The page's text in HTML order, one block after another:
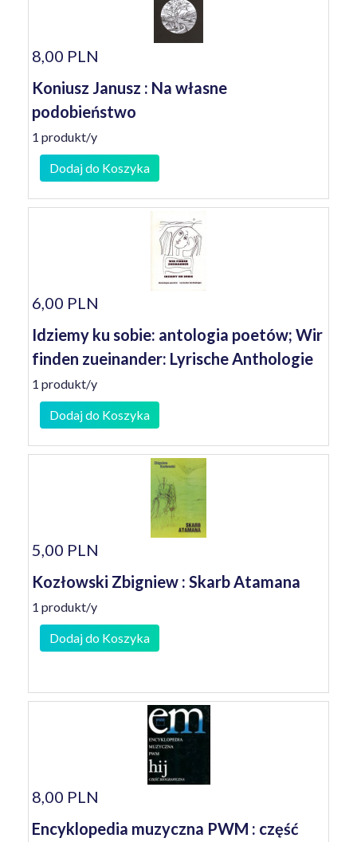
8,00 PLN
Koniusz Janusz : Na własne
podobieństwo
1 produkt/y
Dodaj do Koszyka
6,00 PLN
Idziemy ku sobie: antologia poetów; Wir
finden zueinander: Lyrische Anthologie
1 produkt/y
Dodaj do Koszyka
5,00 PLN
Kozłowski Zbigniew : Skarb Atamana
1 produkt/y
Dodaj do Koszyka
8,00 PLN
Encyklopedia muzyczna PWM : część